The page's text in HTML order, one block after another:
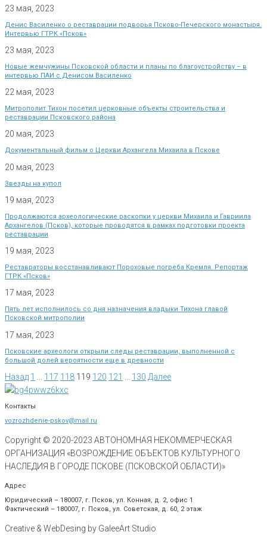
23 мая, 2023
Денис Василенко о реставрации подворья Псково-Печерского монастыря.
Интервью ГТРК «Псков»
23 мая, 2023
Новые жемчужины Псковской области и планы по благоустройству – в
интервью ПАИ с Денисом Василенко
22 мая, 2023
Митрополит Тихон посетил церковные объекты строительства и
реставрации Псковского района
20 мая, 2023
Документальный фильм о Церкви Архангела Михаила в Пскове
20 мая, 2023
Звезды на купол
19 мая, 2023
Продолжаются археологические раскопки у церкви Михаила и Гавриила
Архангелов (Псков), которые проводятся в рамках подготовки проекта
реставрации
19 мая, 2023
Реставраторы восстанавливают Пороховые погреба Кремля. Репортаж
ГТРК «Псков»
17 мая, 2023
Пять лет исполнилось со дня назначения владыки Тихона главой
Псковской митрополии
17 мая, 2023
Псковские археологи открыли следы реставрации, выполненной с
большой долей вероятности еще в древности
Назад 1 117 118 119 120 121 130 Далее
Контакты
vozrozhdenie-pskov@mail.ru
Copyright © 2020-2023 АВТОНОМНАЯ НЕКОММЕРЧЕСКАЯ
ОРГАНИЗАЦИЯ «ВОЗРОЖДЕНИЕ ОБЪЕКТОВ КУЛЬТУРНОГО
НАСЛЕДИЯ В ГОРОДЕ ПСКОВЕ (ПСКОВСКОЙ ОБЛАСТИ)»
Адрес
Юридический – 180007, г. Псков, ул. Конная, д. 2, офис 1
Фактический – 180007, г. Псков, ул. Советская, д. 60, 2 этаж
Creative & WebDesing by GaleeArt Studio